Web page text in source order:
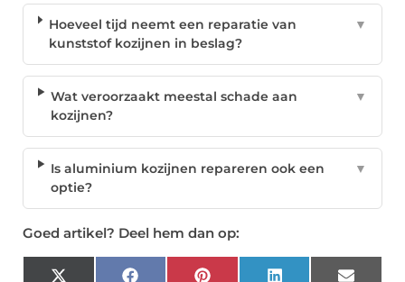
Hoeveel tijd neemt een reparatie van
kunststof kozijnen in beslag?
▼
Wat veroorzaakt meestal schade aan
kozijnen?
▼
Is aluminium kozijnen repareren ook een
optie?
▼
Goed artikel? Deel hem dan op: